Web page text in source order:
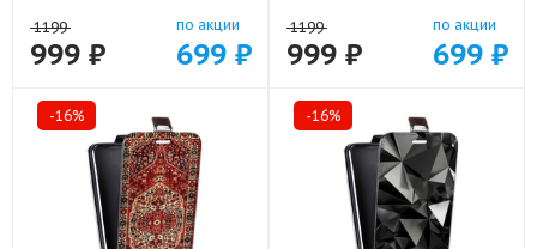
1199
999 ₽
по акции
699 ₽
1199
999 ₽
по акции
699 ₽
-16% -16%